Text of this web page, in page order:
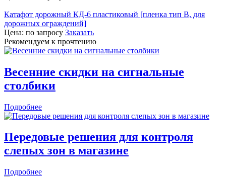
Катафот дорожный КД-6 пластиковый [пленка тип В, для
дорожных ограждений]
Цена: по запросу Заказать
Рекомендуем к прочтению
Весенние скидки на сигнальные
столбики
Подробнее
Передовые решения для контроля
слепых зон в магазине
Подробнее